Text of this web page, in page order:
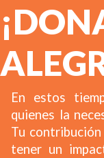
En estos
quienes la
Tu
tener un